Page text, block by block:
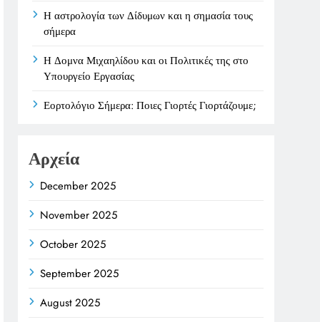
Η αστρολογία των Δίδυμων και η σημασία τους
σήμερα
Η Δομνα Μιχαηλίδου και οι Πολιτικές της στο
Υπουργείο Εργασίας
Εορτολόγιο Σήμερα: Ποιες Γιορτές Γιορτάζουμε;
Αρχεία
December 2025
November 2025
October 2025
September 2025
August 2025